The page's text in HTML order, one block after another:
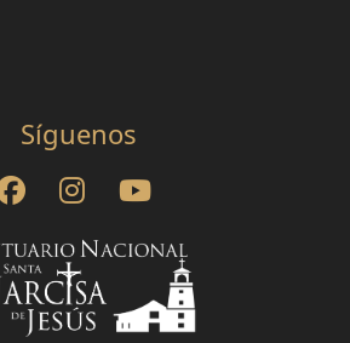
Síguenos